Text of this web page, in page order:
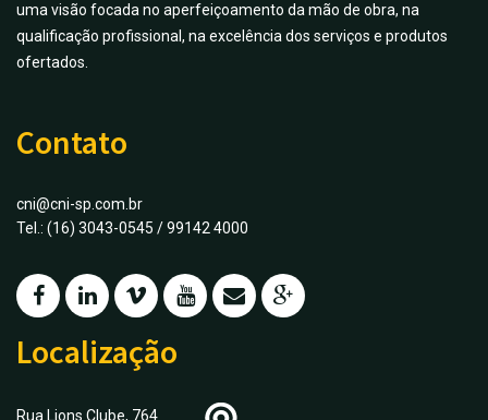
uma visão focada no aperfeiçoamento da mão de obra, na
qualificação profissional, na excelência dos serviços e produtos
ofertados.
Contato
cni@cni-sp.com.br
Tel.: (16) 3043-0545 / 99142 4000
Localização
Rua Lions Clube, 764